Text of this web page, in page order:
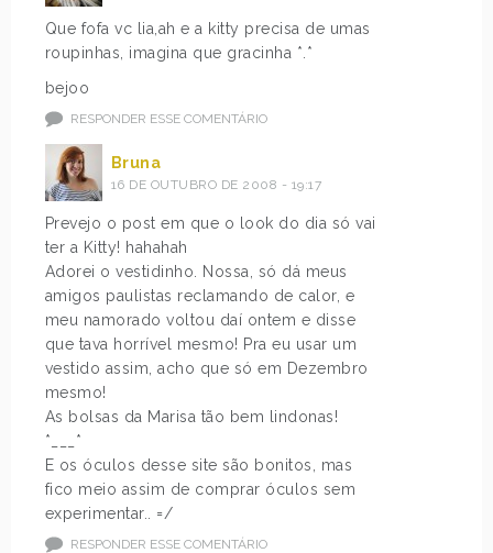
Que fofa vc lia,ah e a kitty precisa de umas
roupinhas, imagina que gracinha *.*
bejoo
RESPONDER ESSE COMENTÁRIO
Bruna
16 DE OUTUBRO DE 2008 - 19:17
Prevejo o post em que o look do dia só vai
ter a Kitty! hahahah
Adorei o vestidinho. Nossa, só dá meus
amigos paulistas reclamando de calor, e
meu namorado voltou daí ontem e disse
que tava horrível mesmo! Pra eu usar um
vestido assim, acho que só em Dezembro
mesmo!
As bolsas da Marisa tão bem lindonas!
*___*
E os óculos desse site são bonitos, mas
fico meio assim de comprar óculos sem
experimentar.. =/
RESPONDER ESSE COMENTÁRIO